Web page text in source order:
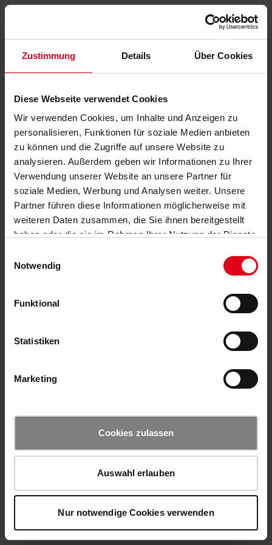
Zustimmung Details Über Cookies
Diese Webseite verwendet Cookies
Wir verwenden Cookies, um Inhalte und Anzeigen zu
personalisieren, Funktionen für soziale Medien anbieten
zu können und die Zugriffe auf unsere Website zu
analysieren. Außerdem geben wir Informationen zu Ihrer
Verwendung unserer Website an unsere Partner für
soziale Medien, Werbung und Analysen weiter. Unsere
Partner führen diese Informationen möglicherweise mit
weiteren Daten zusammen, die Sie ihnen bereitgestellt
haben oder die sie im Rahmen Ihrer Nutzung der Dienste
Notwendig
Funktional
Statistiken
Marketing
Cookies zulassen
Auswahl erlauben
Nur notwendige Cookies verwenden